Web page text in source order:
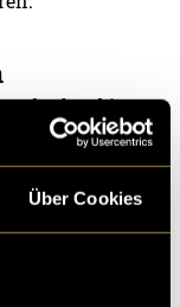
Über Cookies
Eberhard in
weiteren
Elemente am
dabei, unsere
Folge lag im